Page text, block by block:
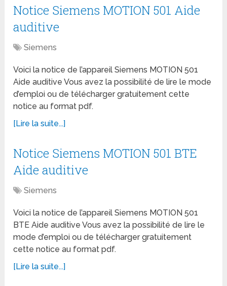
Notice Siemens MOTION 501 Aide
auditive
Siemens
Voici la notice de l’appareil Siemens MOTION 501
Aide auditive Vous avez la possibilité de lire le mode
d’emploi ou de télécharger gratuitement cette
notice au format pdf.
[Lire la suite...]
Notice Siemens MOTION 501 BTE
Aide auditive
Siemens
Voici la notice de l’appareil Siemens MOTION 501
BTE Aide auditive Vous avez la possibilité de lire le
mode d’emploi ou de télécharger gratuitement
cette notice au format pdf.
[Lire la suite...]